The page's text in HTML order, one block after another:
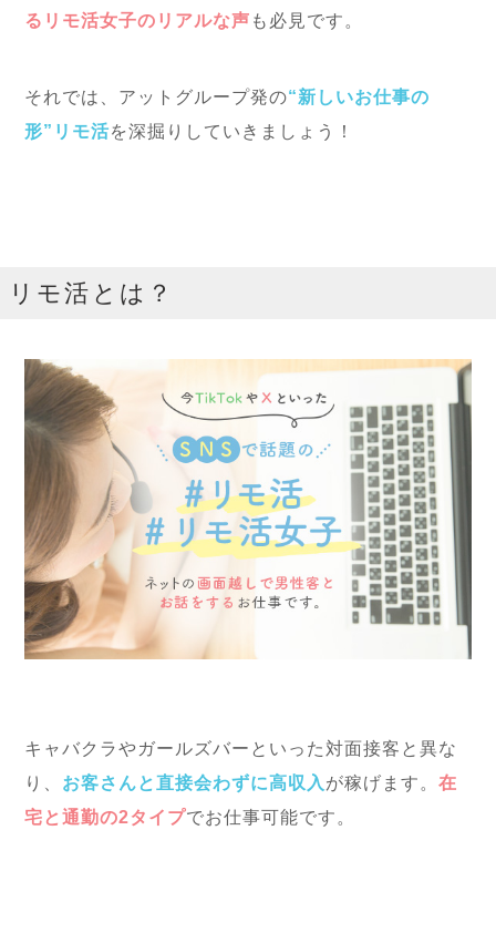
るリモ活女子のリアルな声 も必見です。
それでは、アットグループ発の“新しいお仕事の
形”リモ活を深掘りしていきましょう！
リモ活とは？
キャバクラやガールズバーといった対面接客と異な
り、 お客さんと直接会わずに高収入 が稼げます。在
宅と通勤の2タイプでお仕事可能です。